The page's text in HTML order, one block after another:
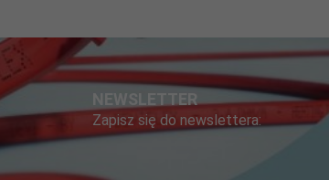
NEWSLETTER
Zapisz się do newslettera: